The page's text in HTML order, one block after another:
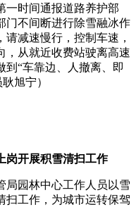
一时间通报道路养护部
门不间断进行除雪融冰作
减速慢行，控制车速，
，从就近收费站驶离高速
到“车靠边、人撤离、即
旭宁）
岗开展积雪清扫工作
局园林中心工作人员以雪
扫工作，为城市运转保驾